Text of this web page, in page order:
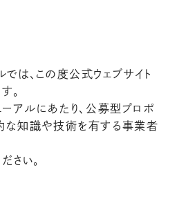
は、この度公式ウェブサイト
。
ーアルにあたり、公募型プロポ
な知識や技術を有する事業者
さい。